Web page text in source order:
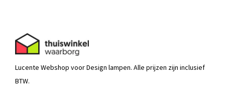
Lucente Webshop voor Design lampen. Alle prijzen zijn inclusief
BTW.